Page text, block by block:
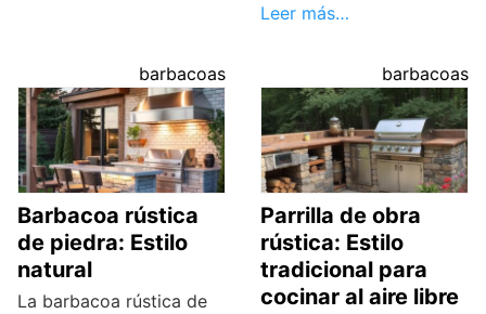
Leer más…
barbacoas
Barbacoa rústica
de piedra: Estilo
natural
La barbacoa rústica de
barbacoas
Parrilla de obra
rústica: Estilo
tradicional para
cocinar al aire libre